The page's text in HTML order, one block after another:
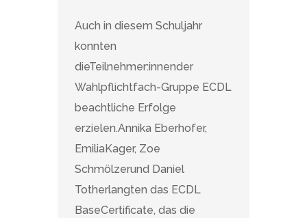
Auch in diesem Schuljahr
konnten
dieTeilnehmer:innender
Wahlpflichtfach-Gruppe ECDL
beachtliche Erfolge
erzielen.Annika Eberhofer,
EmiliaKager, Zoe
Schmölzerund Daniel
Totherlangten das ECDL
BaseCertificate, das die